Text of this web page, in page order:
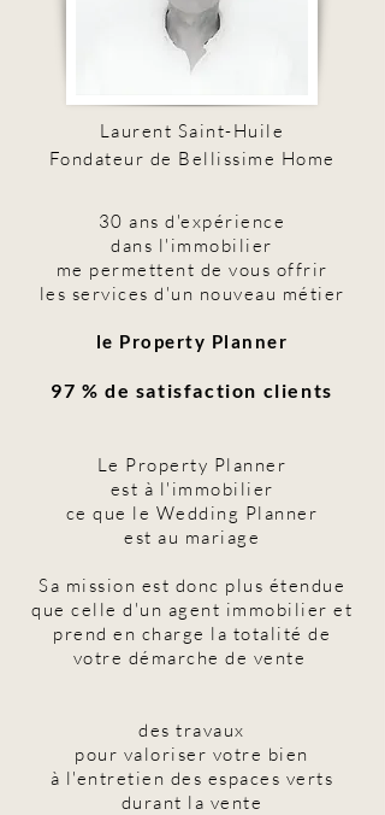
Laurent Saint-Huile
Fondateur de Bellissime Home
30 ans d'expérience
dans l'immobilier
me permettent de vous offrir
les services d'un nouveau métier
le Property Planner
97 % de satisfaction clients
Le Property Planner
est à l'immobilier
ce que le Wedding Planner
est au mariage
Sa mission est donc plus étendue
que celle d'un agent immobilier et
prend en charge la totalité de
votre démarche de vente
des travaux
pour valoriser votre bien
à l'entretien des espaces verts
durant la vente